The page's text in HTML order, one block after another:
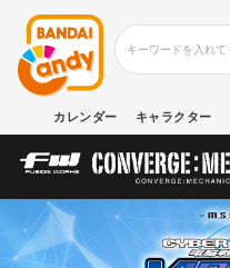
カレンダー キャラクター